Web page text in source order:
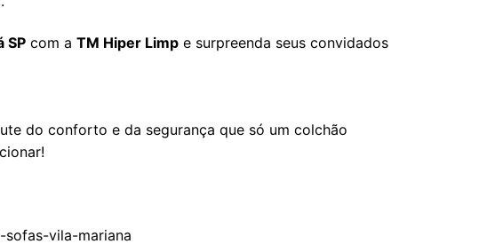
SP com a TM Hiper Limp e surpreenda seus convidados
do conforto e da segurança que só um colchão